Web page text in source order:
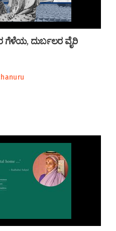
ಗೆಳೆಯ, ದುರ್ಬಲರ ವೈರಿ